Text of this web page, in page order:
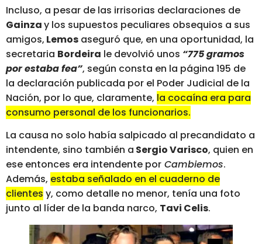
Incluso, a pesar de las irrisorias declaraciones de
Gainzay los supuestos peculiares obsequios a sus
amigos, Lemos aseguró que, en una oportunidad, la
secretaria Bordeira le devolvió unos “775 gramos
por estaba fea”, según consta en la página 195 de
la declaración publicada por el Poder Judicial de la
Nación, por lo que, claramente, la cocaína era para
consumo personal de los funcionarios.
La causa no solo había salpicado al precandidato a
intendente, sino también a Sergio Varisco, quien en
ese entonces era intendente por Cambiemos.
Además, estaba señalado en el cuaderno de
clientes y, como detalle no menor, tenía una foto
junto al líder de la banda narco, Tavi Celis.